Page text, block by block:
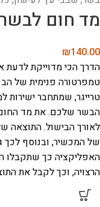
מד חום
₪140.00
הדרך הכי מדוייקת
טמפרטורה פנימית של
טרייגר, שמתחבר
הבשר שלכם. את מד החום
לאורך הבישול. התוצאה
של המכשיר, ובנוסף לכך
האפליקציה כך שתקבלו
הרצויה, וכך לקבל את